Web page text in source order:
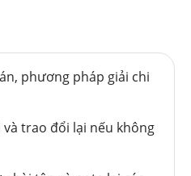
phương pháp giải chi
trao đổi lại nếu không